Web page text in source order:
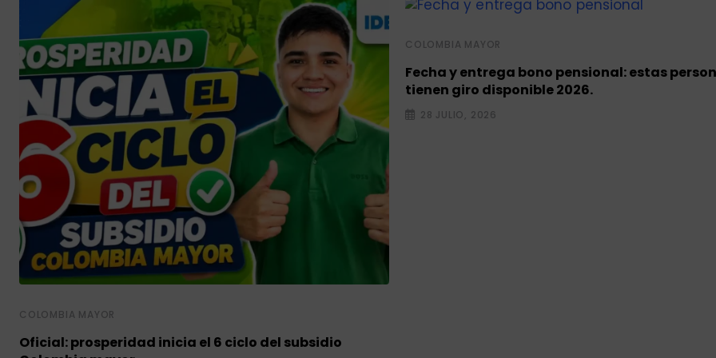
COLOMBIA MAYOR
Oficial: prosperidad inicia el 6 ciclo del subsidio
COLOMBIA MAYOR
Fecha y entrega bono pensional: estas
tienen giro disponible 2026.
28 JULIO, 2026